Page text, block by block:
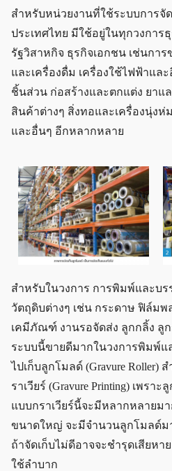
สำหรับหน่วยงานที่ใช้ระบบการจัด
ประเทศไทย มีใช้อยู่ในทุกวงการ
รัฐวิสาหกิจ ธุรกิจเอกชน เช่นกา
และเครื่องดื่ม เครื่องใช้ไฟฟ้าแล
ชิ้นส่วน ก่อสร้างและตกแต่ง ยาแ
สินค้าต่างๆ สิ่งทอและเครื่องนุ่ง
และอื่นๆ อีกหลากหลาย
สำหรับในวงการ การพิมพ์และบ
วัตถุดิบต่างๆ เช่น กระดาษ ฟิล์ม
เคมีภัณฑ์ งานรอจัดส่ง ลูกกลิ้ง ลู
ระบบนี้ขายดีมากในวงการพิมพ์
ไปเก็บลูกโมลด์ (Gravure Roller)
ราเวียร์ (Gravure Printing) เพร
แบบกราเวียร์นี้จะมีหลากหลายม
ขนาดใหญ่ จะมีจำนวนลูกโมลด์ม
ถ้าจัดเก็บไม่ดีอาจจะชำรุดเสียห
ใช้ลำบาก